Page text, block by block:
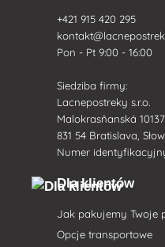
+421 915 420 295
Pon - Pt 9:00 - 16:00
Siedziba firmy:
Lacnepostreky s.r.o.
Malokrasňanská
831 54 Bratislava,
Numer identyfikacyjny
Dla klientów
Jak pakujemy Twoje
Opcje transportowe